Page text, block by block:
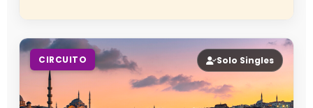
CIRCUITO Solo Singles